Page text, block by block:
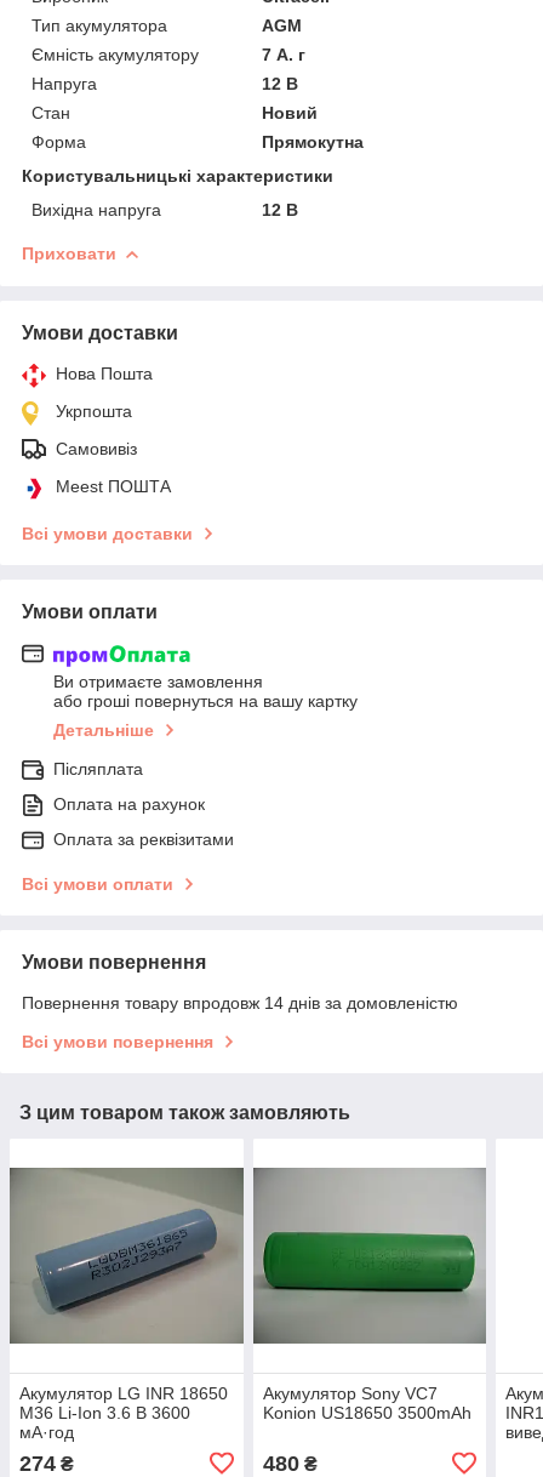
Тип акумулятора
AGM
Ємність акумулятору
7 А. г
Напруга
12 В
Стан
Новий
Форма
Прямокутна
Користувальницькі характеристики
Вихідна напруга
12 В
Приховати
Умови доставки
Нова Пошта
Укрпошта
Самовивіз
Meest ПОШТА
Всі умови доставки
Умови оплати
Ви отримаєте замовлення
або гроші повернуться на вашу картку
Детальніше
Післяплата
Оплата на рахунок
Оплата за реквізитами
Всі умови оплати
Умови повернення
Повернення товару впродовж 14 днів за домовленістю
Всі умови повернення
З цим товаром також замовляють
Акумулятор LG INR 18650
M36 Li-Ion 3.6 В 3600
мА·год
274 ₴
Акумулятор Sony VC7
Konion US18650 3500mAh
480₴